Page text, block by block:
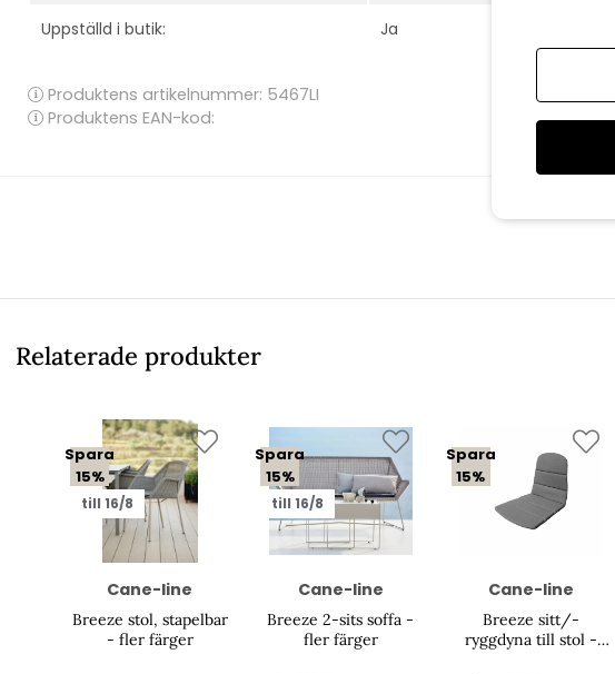
Uppställd i butik: Ja
Produktens artikelnummer: 5467LI
Produktens EAN-kod:
Relaterade produkter
Spara
15%
till 16/8
Cane-line
Breeze stol, stapelbar
- fler färger
Spara
15%
till 16/8
Cane-line
Breeze 2-sits soffa -
fler färger
Spara
15%
Cane-line
Breeze sitt/-
ryggdyna till stol -